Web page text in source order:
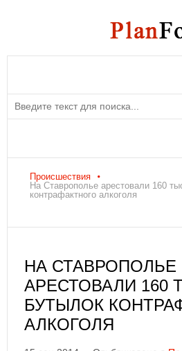
Происшествия
На Ставрополье арестовали 160
контрафактного алкоголя
НА СТАВРОПОЛЬЕ
АРЕСТОВАЛИ 160
БУТЫЛОК
АЛКОГОЛЯ